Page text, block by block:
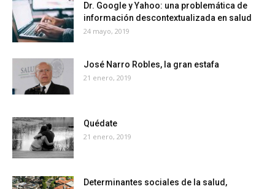
Dr. Google y Yahoo: una problemática de
información descontextualizada en salud
24 mayo, 2019
José Narro Robles, la gran estafa
21 enero, 2019
Quédate
21 enero, 2019
Determinantes sociales de la salud,